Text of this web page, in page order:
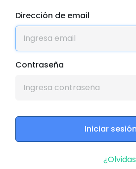
Dirección de email
Contraseña
Iniciar sesión